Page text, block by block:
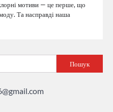
мотиви — це перше, що
Та насправді наша
Пошук